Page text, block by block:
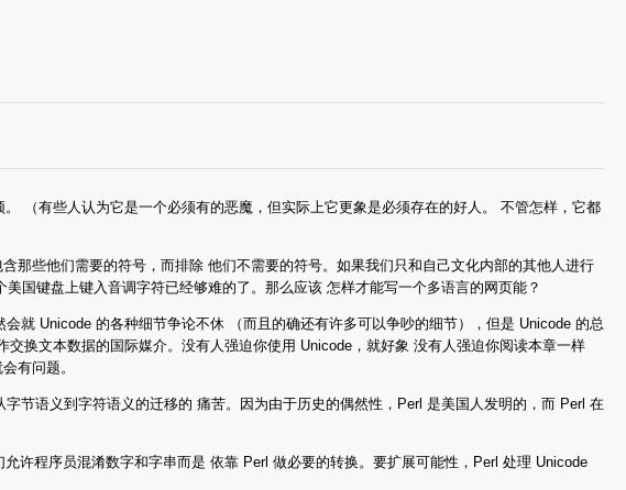
有些人认为它是一个必须有的恶魔，但实际上它更象是必须存在的好人。 不管怎样，它都
那些他们需要的符号，而排除 他们不需要的符号。如果我们只和自己文化内部的其他人进行
国键盘上键入音调字符已经够难的了。那么应该 怎样才能写一个多语言的网页能？
就 Unicode 的各种细节争论不休 （而且的确还有许多可以争吵的细节），但是 Unicode 的总
换文本数据的国际媒介。没有人强迫你使用 Unicode，就好象 没有人强迫你阅读本章一样
有问题。
节语义到字符语义的迁移的 痛苦。因为由于历史的偶然性，Perl 是美国人发明的，而 Perl 在
许程序员混淆数字和字串而是 依靠 Perl 做必要的转换。要扩展可能性，Perl 处理 Unicode